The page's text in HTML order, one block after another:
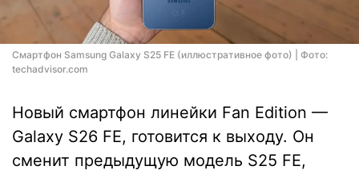
Смартфон Samsung Galaxy S25 FE (иллюстративное фото) | Фото:
techadvisor.com
Новый смартфон линейки Fan Edition —
Galaxy S26 FE, готовится к выходу. Он
сменит предыдущую модель S25 FE,